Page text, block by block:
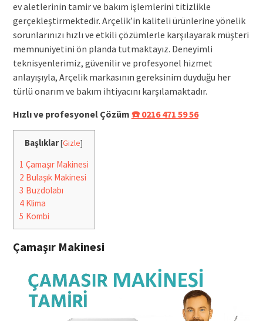
ev aletlerinin tamir ve bakım işlemlerini titizlikle
gerçekleştirmektedir. Arçelik’in kaliteli ürünlerine yönelik
sorunlarınızı hızlı ve etkili çözümlerle karşılayarak müşteri
memnuniyetini ön planda tutmaktayız. Deneyimli
teknisyenlerimiz, güvenilir ve profesyonel hizmet
anlayışıyla, Arçelik markasının gereksinim duyduğu her
türlü onarım ve bakım ihtiyacını karşılamaktadır.
Hızlı ve profesyonel Çözüm ☎️ 0216 471 59 56
Başlıklar[Gizle]
1 Çamaşır Makinesi
2 Bulaşık Makinesi
3 Buzdolabı
4Klima
5 Kombi
Çamaşır Makinesi